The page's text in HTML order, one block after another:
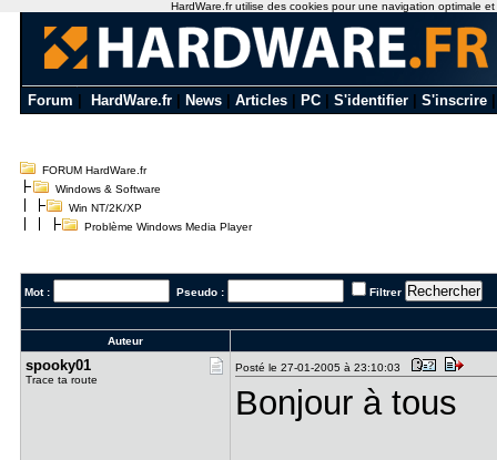
Forum HardWare.fr News Articles PC S'identifier S'inscrire
FORUM HardWare.fr
Windows & Software
Win NT/2K/XP
Problème Windows Media Player
Mot : Pseudo : Filtrer
Auteur
spooky01
Trace ta route
Posté le 27-01-2005 à 23:10:03
Bonjour à tous
HardWare.fr utilise des cookies pour une navigation optimale